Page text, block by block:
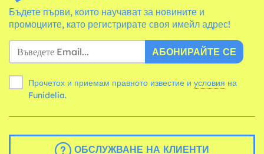
Бъдете първи, които научават за новините и
промоциите, като регистрирате своя имейл адрес!
АБОНИРАЙТЕ СЕ
Прочетох и приемам правното известие и условия
Funidelia.
ОБСЛУЖВАНЕ НА КЛИЕНТИ